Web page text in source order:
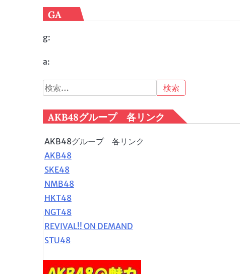
GA
g:
a:
検
索:
AKB48グループ 各リンク
AKB48グループ 各リンク
AKB48
SKE48
NMB48
HKT48
NGT48
REVIVAL!! ON DEMAND
STU48